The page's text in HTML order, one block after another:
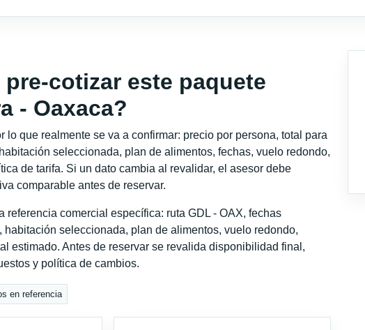
cotizar este paquete
- Oaxaca?
lo que realmente se va a confirmar: precio por persona, total para
seleccionada, plan de alimentos, fechas, vuelo redondo,
de tarifa. Si un dato cambia al revalidar, el asesor debe
comparable antes de reservar.
referencia comercial específica: ruta GDL - OAX, fechas
habitación seleccionada, plan de alimentos, vuelo redondo,
estimado. Antes de reservar se revalida disponibilidad final,
y política de cambios.
en referencia